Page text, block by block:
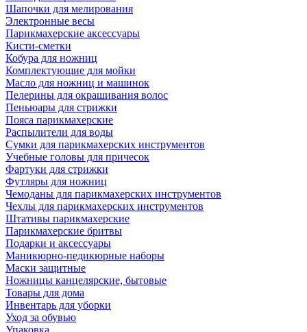
Шапочки для мелирования
Электронные весы
Парикмахерские аксессуары
Кисти-сметки
Кобура для ножниц
Комплектующие для мойки
Масло для ножниц и машинок
Пелерины для окрашивания волос
Пеньюары для стрижки
Пояса парикмахерские
Распылители для воды
Сумки для парикмахерских инструментов
Учебные головы для причесок
Фартуки для стрижки
Футляры для ножниц
Чемоданы для парикмахерских инструментов
Чехлы для парикмахерских инструментов
Штативы парикмахерские
Парикмахерские бритвы
Подарки и аксессуары
Маникюрно-педикюрные наборы
Маски защитные
Ножницы канцелярские, бытовые
Товары для дома
Инвентарь для уборки
Уход за обувью
Упаковка